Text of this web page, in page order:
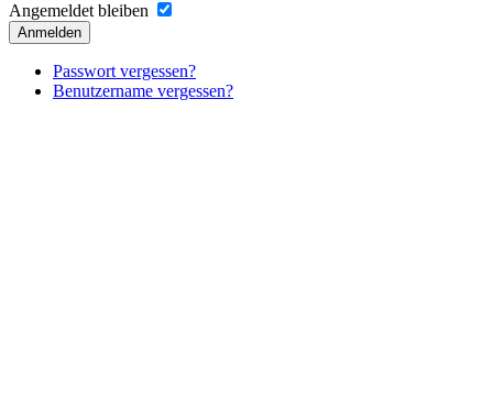
Angemeldet bleiben
Anmelden
Passwort vergessen?
Benutzername vergessen?